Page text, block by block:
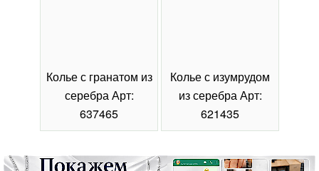
Колье с гранатом из
серебра Арт:
637465
Колье с изумрудом
из серебра Арт:
621435